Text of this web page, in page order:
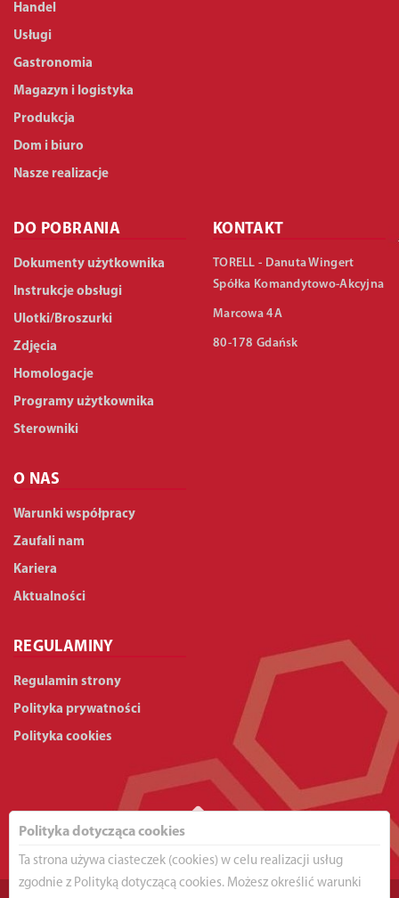
Handel
Usługi
Gastronomia
Magazyn i logistyka
Produkcja
Dom i biuro
Nasze realizacje
DO POBRANIA
Dokumenty użytkownika
Instrukcje obsługi
Ulotki/Broszurki
Zdjęcia
Homologacje
Programy użytkownika
Sterowniki
O NAS
Warunki współpracy
Zaufali nam
Kariera
Aktualności
REGULAMINY
Regulamin strony
Polityka prywatności
Polityka cookies
KONTAKT
TORELL - Danuta Wingert
Spółka Komandytowo-Akcyjna
Marcowa 4A
80-178 Gdańsk
Polityka dotycząca cookies
Ta strona używa ciasteczek (cookies) w celu realizacji usług
zgodnie z Polityką dotyczącą cookies. Możesz określić warunki